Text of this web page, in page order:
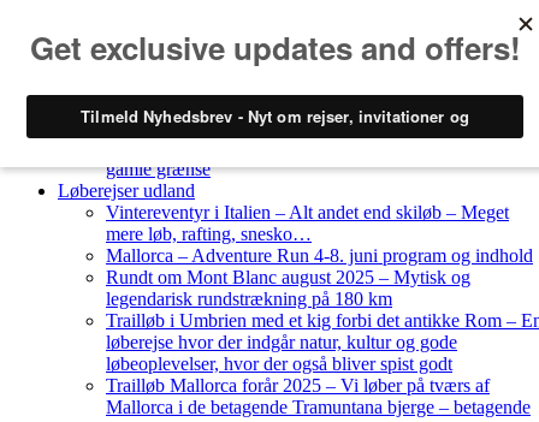
Løberejser Danmark
gamle grænse
Løberejser udland
Vintereventyr i Italien – Alt andet end skiløb – Meget
mere løb, rafting, snesko…
Mallorca – Adventure Run 4-8. juni program og indhold
Rundt om Mont Blanc august 2025 – Mytisk og
legendarisk rundstrækning på 180 km
Trailløb i Umbrien med et kig forbi det antikke Rom –
løberejse hvor der indgår natur, kultur og gode
løbeoplevelser, hvor der også bliver spist godt
Trailløb Mallorca forår 2025 – Vi løber på tværs af
Mallorca i de betagende Tramuntana bjerge – betagende